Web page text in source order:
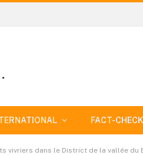
FACT-
dans le District de la vallée du